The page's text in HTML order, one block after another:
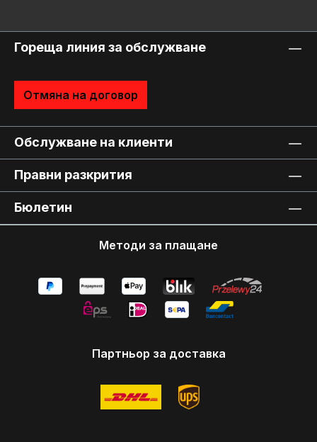
Гореща линия за обслужване
Отмяна на договор
Обслужване на клиенти
Правни разкрития
Бюлетин
Методи за плащане
Партньор за доставка